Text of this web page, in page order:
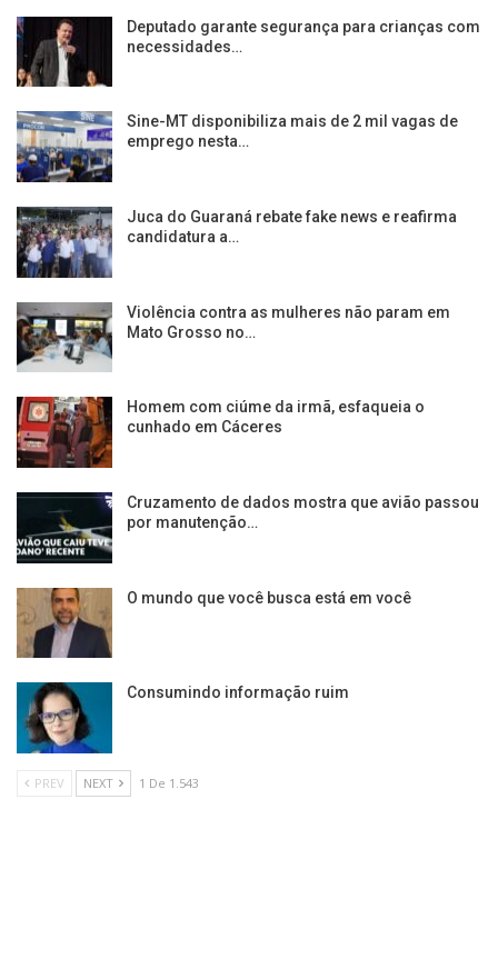
Deputado garante segurança para crianças com
necessidades…
Sine-MT disponibiliza mais de 2 mil vagas de
emprego nesta…
Juca do Guaraná rebate fake news e reafirma
candidatura a…
Violência contra as mulheres não param em
Mato Grosso no…
Homem com ciúme da irmã, esfaqueia o
cunhado em Cáceres
Cruzamento de dados mostra que avião passou
por manutenção…
O mundo que você busca está em você
Consumindo informação ruim
PREV NEXT 1 De 1.543